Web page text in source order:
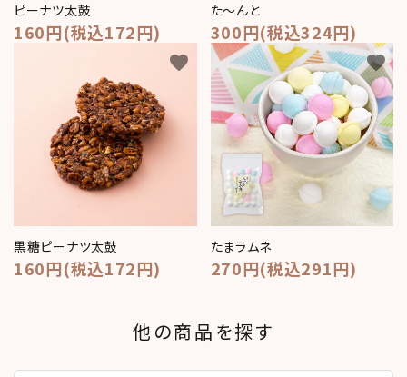
ピーナツ太鼓
160円(税込172円)
た～んと
300円(税込324円)
黒糖ピーナツ太鼓
160円(税込172円)
favorite
たまラムネ
270円(税込291円)
favorite
他の商品を探す